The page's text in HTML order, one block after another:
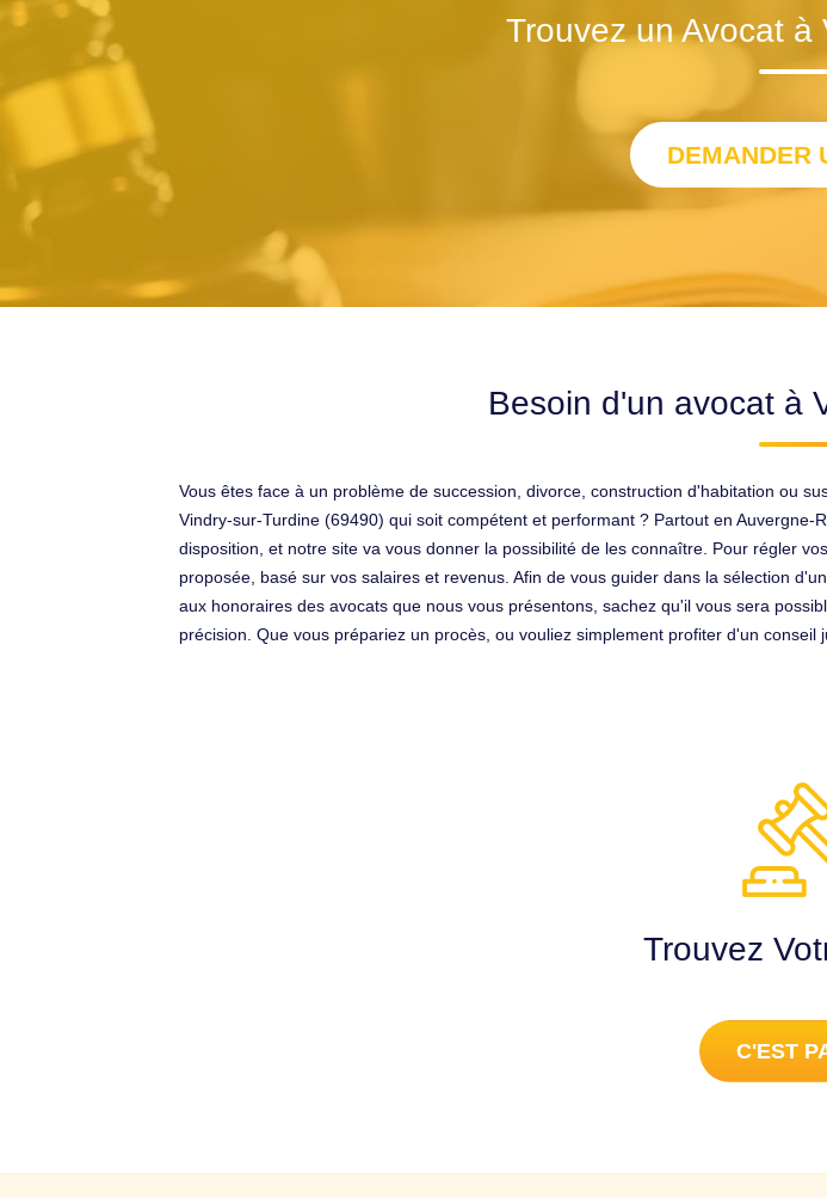
Trouvez un Avocat à
DEMANDER
Besoin d'un avocat à
Vous êtes face à un problème de succession, divorce, construction d'habitation ou
Vindry-sur-Turdine (69490) qui soit compétent et performant ? Partout en
disposition, et notre site va vous donner la possibilité de les connaître. Pour régler
proposée, basé sur vos salaires et revenus. Afin de vous guider dans la sélection
aux honoraires des avocats que nous vous présentons, sachez qu'il vous sera
précision. Que vous prépariez un procès, ou vouliez simplement profiter d'un conseil
Trouvez
C'EST